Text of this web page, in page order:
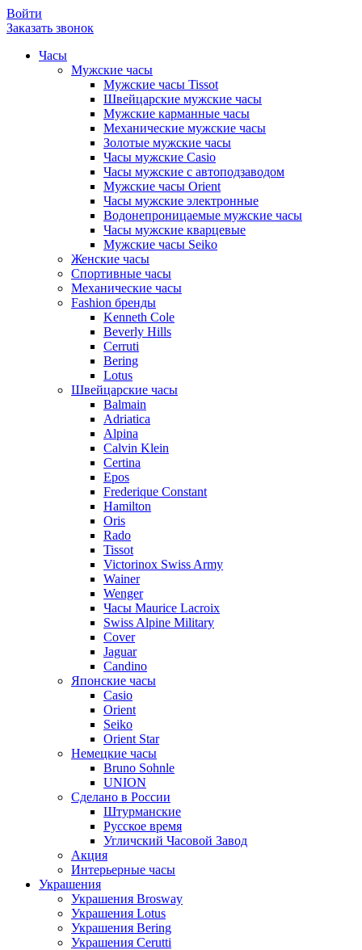
Войти
Заказать звонок
Часы
Мужские часы
Мужские часы Tissot
Швейцарские мужские часы
Мужские карманные часы
Механические мужские часы
Золотые мужские часы
Часы мужские Casio
Часы мужские с автоподзаводом
Мужские часы Orient
Часы мужские электронные
Водонепроницаемые мужские часы
Часы мужские кварцевые
Мужские часы Seiko
Женские часы
Спортивные часы
Механические часы
Fashion бренды
Kenneth Cole
Beverly Hills
Cerruti
Bering
Lotus
Швейцарские часы
Balmain
Adriatica
Alpina
Calvin Klein
Certina
Epos
Frederique Constant
Hamilton
Oris
Rado
Tissot
Victorinox Swiss Army
Wainer
Wenger
Часы Maurice Lacroix
Swiss Alpine Military
Cover
Jaguar
Candino
Японские часы
Casio
Orient
Seiko
Orient Star
Немецкие часы
Bruno Sohnle
UNION
Сделано в России
Штурманские
Русское время
Угличский Часовой Завод
Акция
Интерьерные часы
Украшения
Украшения Brosway
Украшения Lotus
Украшения Bering
Украшения Cerutti